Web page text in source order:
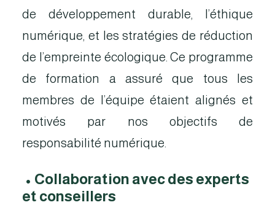
de développement durable, l’éthique
numérique, et les stratégies de réduction
de l’empreinte écologique. Ce programme
de formation a assuré que tous les
membres de l’équipe étaient alignés et
motivés par nos objectifs de
responsabilité numérique.
• Collaboration avec des experts
et conseillers